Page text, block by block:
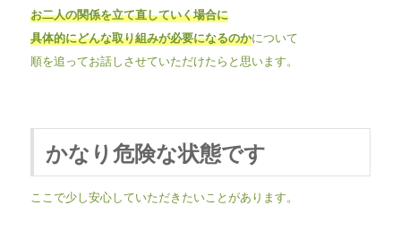
お二人の関係を立て直していく場合に
具体的にどんな取り組みが必要になるのかについて
順を追ってお話しさせていただけたらと思います。
かなり危険な状態です
ここで少し安心していただきたいことがあります。